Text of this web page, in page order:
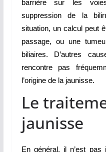
barrière sur les
suppression de la
situation, un calcul peut
passage, ou une
biliaires. D’autres
rencontre pas
l’origine de la jaunisse.
Le
jaunisse
En général, il n’est pas